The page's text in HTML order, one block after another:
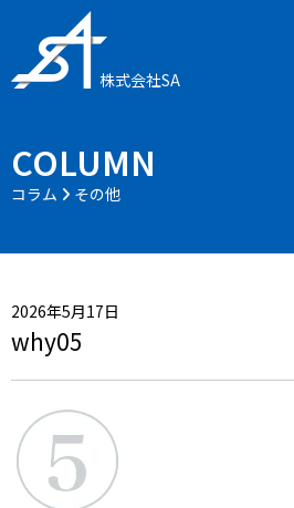
株式会社SA
COLUMN
コラム その他
2026年5月17日
why05